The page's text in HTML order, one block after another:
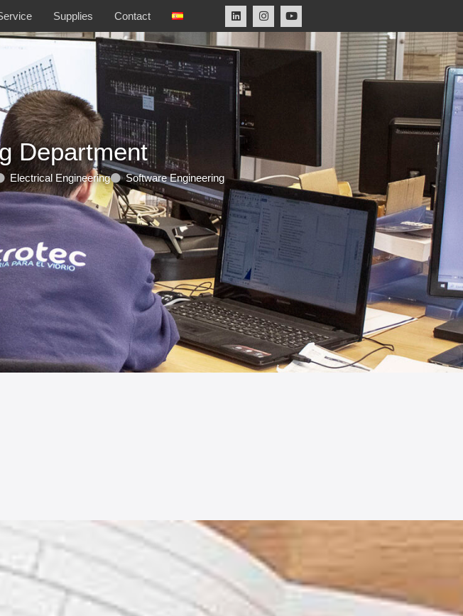
Supplies Contact
Department
Electrical Engineering Software Engineering